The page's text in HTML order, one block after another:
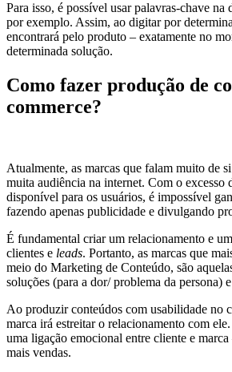
Para isso, é possível usar palavras-chave na
por exemplo. Assim, ao digitar por
encontrará pelo produto – exatamente no
determinada solução.
Como fazer produção de
commerce?
Atualmente, as marcas que falam muito de
muita audiência na internet. Com o excesso
disponível para os usuários, é impossível
fazendo apenas publicidade e divulgando
É fundamental criar um relacionamento e
clientes e leads. Portanto, as marcas que
meio do Marketing de Conteúdo, são
soluções (para a dor/ problema da persona)
Ao produzir conteúdos com usabilidade no
marca irá estreitar o relacionamento com
uma ligação emocional entre cliente e
mais vendas.